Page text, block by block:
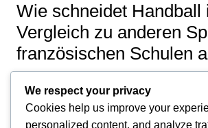
Wie schneidet Handball
Vergleich zu anderen
französischen Schulen
Handball hat eine bedeutende
französischen Schulen, wird jedoch
We respect your privacy
Cookies help us improve your
personalized content, and analyze